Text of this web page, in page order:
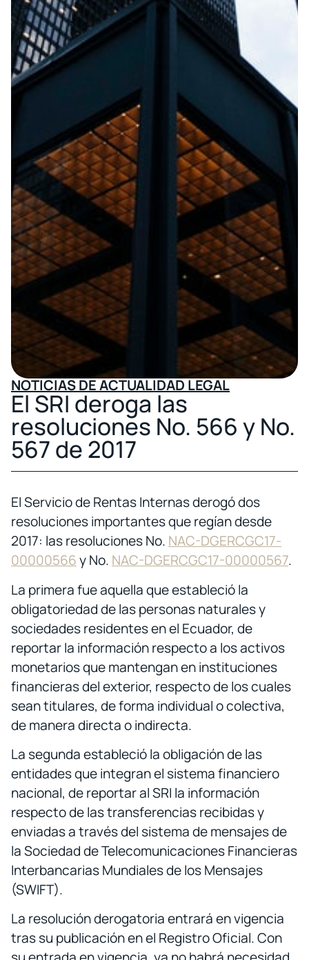
NOTICIAS DE ACTUALIDAD LEGAL
El SRI deroga las
resoluciones No. 566 y No.
567 de 2017
El Servicio de Rentas Internas derogó dos
resoluciones importantes que regían desde
2017: las resoluciones No. NAC-DGERCGC17-
00000566y No. NAC-DGERCGC17-00000567.
La primera fue aquella que estableció la
obligatoriedad de las personas naturales y
sociedades residentes en el Ecuador, de
reportar la información respecto a los activos
monetarios que mantengan en instituciones
financieras del exterior, respecto de los cuales
sean titulares, de forma individual o colectiva,
de manera directa o indirecta.
La segunda estableció la obligación de las
entidades que integran el sistema financiero
nacional, de reportar al SRI la información
respecto de las transferencias recibidas y
enviadas a través del sistema de mensajes de
la Sociedad de Telecomunicaciones Financieras
Interbancarias Mundiales de los Mensajes
(SWIFT).
La resolución derogatoria entrará en vigencia
tras su publicación en el Registro Oficial. Con